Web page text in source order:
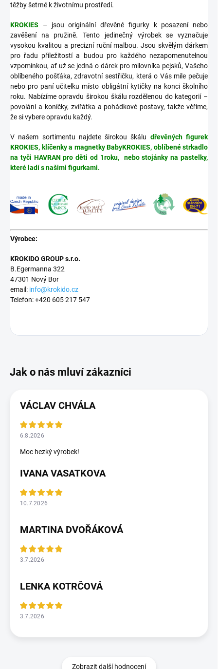
těžby šetrné k životnímu prostředí.
KROKIES
– jsou originální dřevěné figurky k posazení nebo
zavěšení na pružině. Tento jedinečný výrobek se vyznačuje
vysokou kvalitou a precizní ruční malbou. Jsou skvělým dárkem
pro řadu příležitostí a budou pro každého nezapomenutelnou
vzpomínkou, ať už se jedná o dárek pro milovníka pejsků, Vašeho
oblíbeného pošťáka, zdravotní sestřičku, která o Vás mile pečuje
nebo pro paní učitelku místo obligátní kytičky na konci školního
roku. Nabízíme opravdu širokou škálu rozdělenou do kategorií –
povolání a koníčky, zvířátka a pohádkové postavy, takže věříme,
že si vybere opravdu každý.
V našem sortimentu najdete širokou škálu dřevěných figurek
KROKIES, klíčenky a magnetky BabyKROKIES, oblíbené strkadlo
na tyči HAVRAN pro děti od 1roku, nebo stojánky na pastelky,
které ladí s našimi figurkami.
Výrobce:
KROKIDO GROUP s.r.o.
B.Egermanna 322
47301 Nový Bor
email: info@krokido.cz
Telefon: +420 605 217 547
VÁCLAV CHVÁLA
6.8.2026
Moc hezký výrobek!
IVANA VASATKOVA
10.7.2026
MARTINA DVOŘÁKOVÁ
3.7.2026
LENKA KOTRČOVÁ
3.7.2026
Zobrazit další hodnocení